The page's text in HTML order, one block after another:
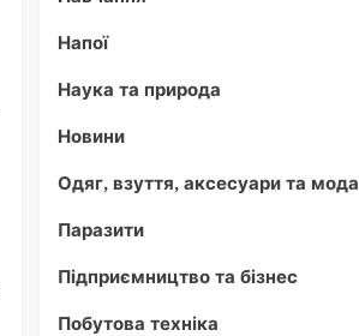
Напої
Наука та природа
Новини
Одяг, взуття, аксесуари та мода
Паразити
Підприємництво та бізнес
Побутова техніка